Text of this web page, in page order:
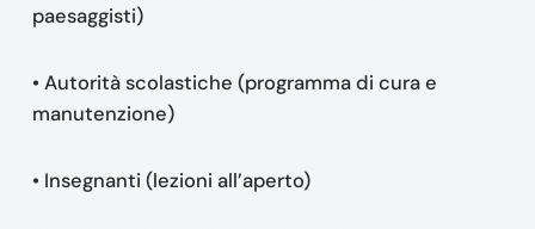
paesaggisti)
• Autorità scolastiche (programma di cura e
manutenzione)
• Insegnanti (lezioni all’aperto)